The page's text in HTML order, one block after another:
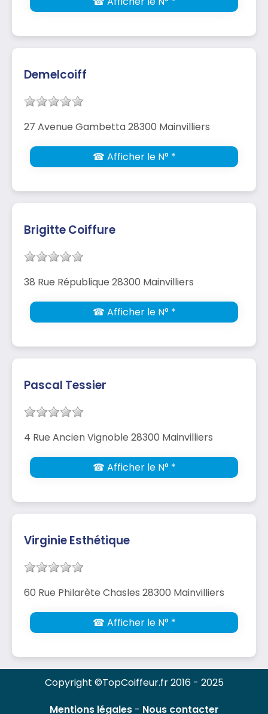
Demelcoiff
27 Avenue Gambetta 28300 Mainvilliers
☎ Afficher le N° *
Brigitte Coiffure
38 Rue République 28300 Mainvilliers
☎ Afficher le N° *
Pascal Tessier
4 Rue Ancien Vignoble 28300 Mainvilliers
☎ Afficher le N° *
Virginie Esthétique
60 Rue Philarète Chasles 28300 Mainvilliers
☎ Afficher le N° *
Copyright ©TopCoiffeur.fr 2016 - 2025
Mentions légales- Nous contacter